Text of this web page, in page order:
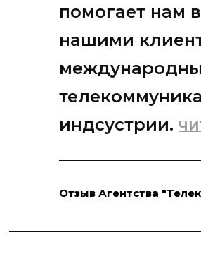
содействие в
перевода в
экспертов.
Отзыв ИГСУ РАНХиГС